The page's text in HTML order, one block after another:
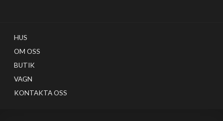
HUS
OM OSS
BUTIK
VAGN
KONTAKTA OSS